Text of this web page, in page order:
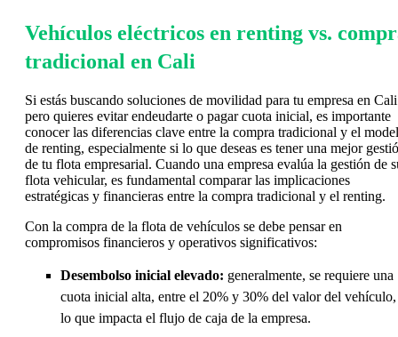
Vehículos eléctricos en renting vs.
tradicional en Cali
Si estás buscando soluciones de movilidad para tu empresa en Cali
pero quieres evitar endeudarte o pagar cuota inicial, es importante
conocer las diferencias clave entre la compra tradicional y el
de renting, especialmente si lo que deseas es tener una mejor
de tu flota empresarial. Cuando una empresa evalúa la gestión de
flota vehicular, es fundamental comparar las implicaciones
estratégicas y financieras entre la compra tradicional y el renting.
Con la compra de la flota de vehículos se debe pensar en
compromisos financieros y operativos significativos:
Desembolso inicial elevado: generalmente, se requiere una
cuota inicial alta, entre el 20% y 30% del valor del vehículo,
lo que impacta el flujo de caja de la empresa.